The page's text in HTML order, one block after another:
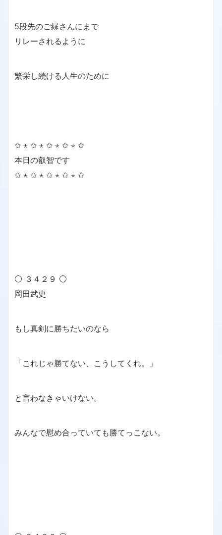
5段先のご縁さんにまで
リレーされるように
繁栄し続ける人生のために
✩ ⋆ ✩ ⋆ ✩ ⋆ ✩ ⋆ ✩
本日の叡智です
✩ ⋆ ✩ ⋆ ✩ ⋆ ✩ ⋆ ✩
⚪ ３４２９ ⚪
岡田武史
もし真剣に勝ちたいのなら
「これじゃ勝てない、こうしてくれ。」
と言わなきゃいけない。
みんなで慰め合っていても勝てっこない。